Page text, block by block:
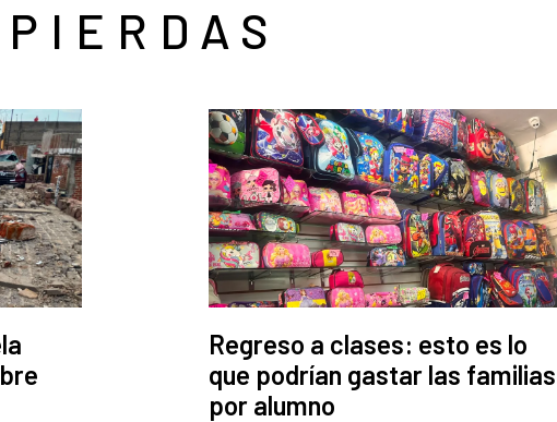
Regreso a clases: esto es lo
que podrían gastar las familias
por alumno